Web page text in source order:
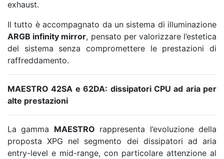
exhaust.
Il tutto è accompagnato da un sistema di illuminazione
ARGB infinity mirror, pensato per valorizzare l’estetica
del sistema senza compromettere le prestazioni di
raffreddamento.
MAESTRO 42SA e 62DA: dissipatori CPU ad aria per
alte prestazioni
La gamma MAESTRO rappresenta l’evoluzione della
proposta XPG nel segmento dei dissipatori ad aria
entry-level e mid-range, con particolare attenzione al